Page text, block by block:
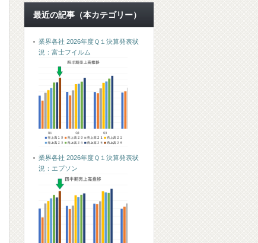
最近の記事（本カテゴリー）
業界各社 2026年度Ｑ１決算発表状
況：富士フイルム
業界各社 2026年度Ｑ１決算発表状
況：エプソン